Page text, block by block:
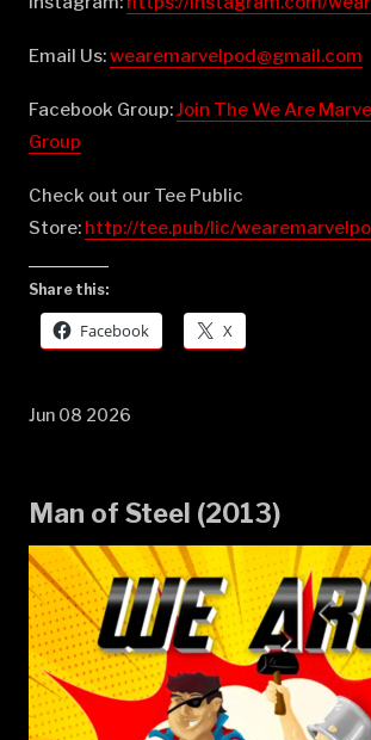
Email Us:⁠⁠⁠⁠⁠⁠⁠⁠⁠⁠⁠⁠⁠⁠⁠⁠⁠⁠⁠⁠⁠⁠⁠⁠⁠⁠⁠⁠⁠⁠⁠⁠⁠⁠⁠⁠⁠⁠⁠⁠⁠⁠⁠⁠⁠⁠⁠⁠⁠⁠⁠⁠⁠⁠⁠⁠⁠⁠⁠⁠⁠⁠⁠⁠wearemarvelpod@gmail.com⁠⁠⁠⁠⁠⁠⁠⁠⁠⁠⁠⁠⁠⁠⁠⁠⁠⁠⁠⁠⁠⁠⁠⁠⁠⁠⁠⁠⁠⁠⁠⁠⁠⁠⁠⁠⁠⁠⁠⁠⁠⁠⁠⁠⁠⁠⁠⁠⁠⁠⁠⁠⁠⁠⁠⁠⁠⁠⁠⁠⁠⁠⁠⁠
Facebook Group:⁠⁠⁠⁠⁠⁠⁠⁠⁠⁠⁠⁠⁠⁠⁠⁠⁠⁠⁠⁠⁠⁠⁠⁠⁠⁠⁠⁠⁠⁠⁠⁠⁠⁠⁠⁠⁠⁠⁠⁠⁠⁠⁠⁠⁠⁠⁠⁠⁠⁠⁠⁠⁠⁠⁠⁠⁠⁠⁠⁠⁠⁠⁠⁠Join The We Are
Group⁠⁠⁠⁠⁠⁠⁠⁠⁠⁠⁠⁠⁠⁠⁠⁠⁠⁠⁠⁠⁠⁠⁠⁠⁠⁠⁠⁠⁠⁠⁠⁠⁠⁠⁠⁠⁠⁠⁠⁠⁠⁠⁠⁠⁠⁠⁠⁠⁠⁠⁠⁠⁠⁠⁠⁠⁠⁠⁠⁠⁠⁠⁠⁠
Check out our Tee Public
Store: ⁠⁠⁠⁠⁠⁠⁠⁠⁠⁠⁠⁠⁠⁠⁠⁠⁠⁠⁠⁠⁠⁠⁠⁠⁠⁠⁠⁠⁠⁠⁠⁠⁠⁠⁠⁠⁠⁠⁠⁠⁠⁠⁠⁠⁠⁠⁠⁠⁠⁠⁠⁠⁠⁠⁠⁠⁠⁠⁠⁠⁠⁠⁠⁠http://tee.pub/lic/
Share this:
Facebook X
Jun 08 2026
Man of Steel (2013)